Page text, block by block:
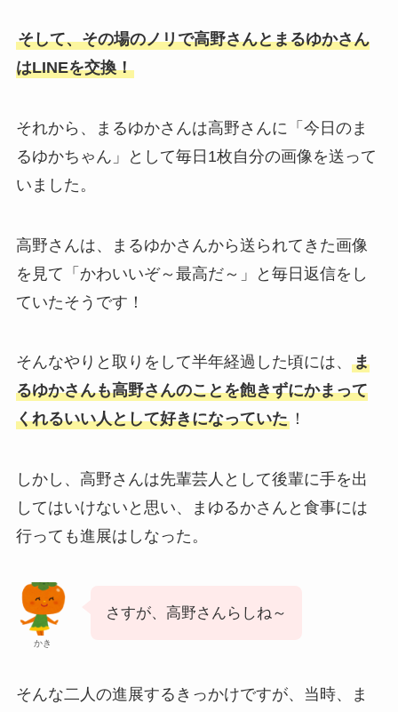
そして、その場のノリで高野さんとまるゆかさん
はLINEを交換！
それから、まるゆかさんは高野さんに「今日のま
るゆかちゃん」として毎日1枚自分の画像を送って
いました。
高野さんは、まるゆかさんから送られてきた画像
を見て「かわいいぞ～最高だ～」と毎日返信をし
ていたそうです！
そんなやりと取りをして半年経過した頃には、 ま
るゆかさんも高野さんのことを飽きずにかまって
くれるいい人として好きになっていた！
しかし、高野さんは先輩芸人として後輩に手を出
してはいけないと思い、まゆるかさんと食事には
行っても進展はしなった。
かき
さすが、高野さんらしね～
そんな二人の進展するきっかけですが、当時、ま